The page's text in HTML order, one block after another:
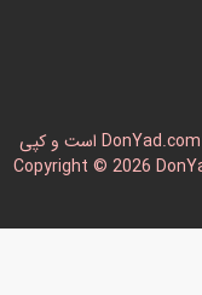
کلیه‌ی حقوق مادی و معنوی این سایت متعلق به DonYad.com است و کپی